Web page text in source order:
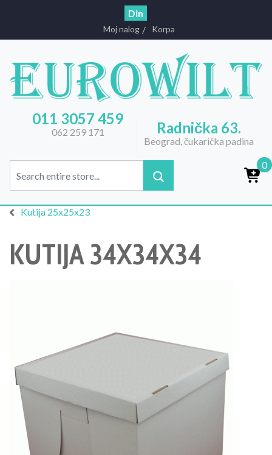
Din
Moj nalog Korpa
011 3057 459
062 259 171 Radnička 63.
Beograd, čukarička padina
0
Kutija 25x25x23
KUTIJA 34X34X34